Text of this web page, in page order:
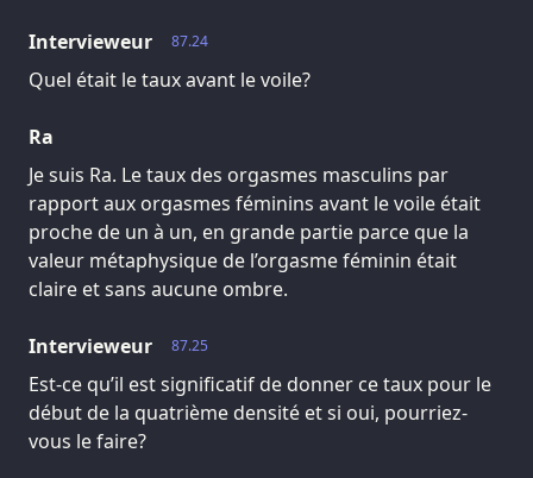
87.24
Intervieweur
Quel était le taux avant le voile?
Ra
Je suis Ra. Le taux des orgasmes masculins par
rapport aux orgasmes féminins avant le voile était
proche de un à un, en grande partie parce que la
valeur métaphysique de l’orgasme féminin était
claire et sans aucune ombre.
87.25
Intervieweur
Est-ce qu’il est significatif de donner ce taux pour le
début de la quatrième densité et si oui, pourriez-
vous le faire?